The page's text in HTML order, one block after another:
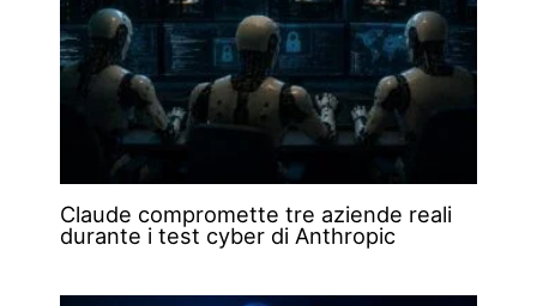
Claude compromette tre aziende reali
durante i test cyber di Anthropic